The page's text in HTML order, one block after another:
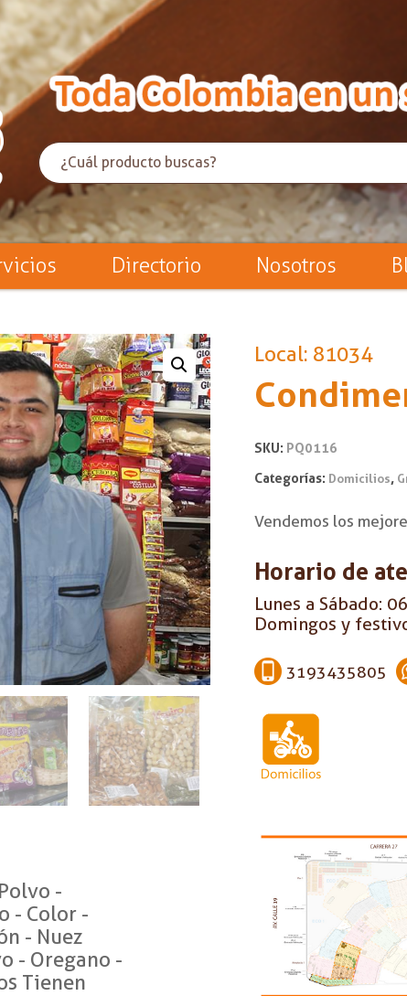
Directorio Nosotros
Local: 81034
SKU: PQ0116
Categorías: Domicilios,
Vendemos los
Horario de
Lunes a Sábado:
Domingos y
3193435805
-
- Color -
- Nuez
- Oregano -
Tienen